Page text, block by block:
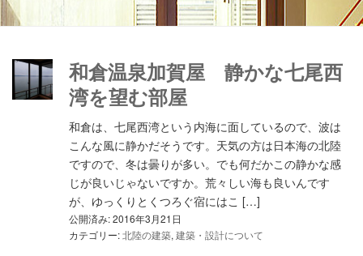
和倉温泉加賀屋 静かな七尾西
湾を望む部屋
和倉は、七尾西湾という内海に面しているので、波は
こんな風に静かだそうです。天気の方は日本海の北陸
ですので、冬は曇りが多い。でも何だかこの静かな感
じが良いじゃないですか。荒々しい海も良いんです
が、ゆっくりとくつろぐ宿にはこ […]
公開済み: 2016年3月21日
カテゴリー:北陸の建築, 建築・設計について